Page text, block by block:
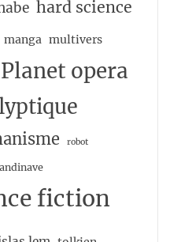
hard science
manga multivers
Planet opera
robot
fiction